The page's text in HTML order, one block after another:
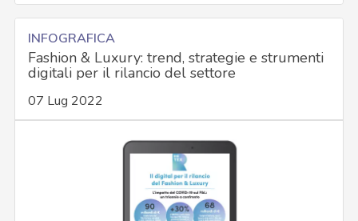
INFOGRAFICA
Fashion & Luxury: trend, strategie e strumenti
digitali per il rilancio del settore
07 Lug 2022